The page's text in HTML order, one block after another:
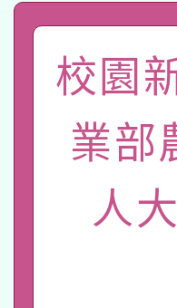
一案。
答一案
有關本
人員健
心」
案。
本校
招甄
招)
本館
暨閱
科技
A3數
本校
校園
業部
人